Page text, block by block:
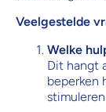
Veelgestelde
Welke
Dit hangt
beperken